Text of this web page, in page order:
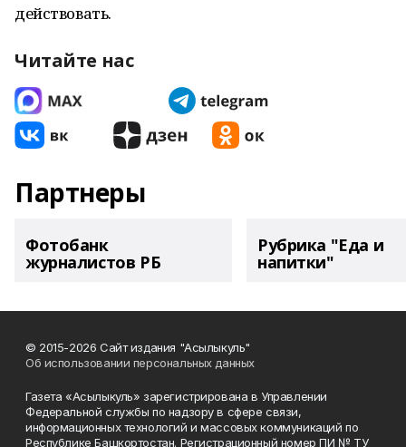
действовать.
Читайте нас
Партнеры
Фотобанк
журналистов РБ
Рубрика "Еда и
напитки"
© 2015-2026 Сайт издания "Асылыкуль"
Об использовании персональных данных
Газета «Асылыкуль» зарегистрирована в Управлении
Федеральной службы по надзору в сфере связи,
информационных технологий и массовых коммуникаций по
Республике Башкортостан. Регистрационный номер ПИ № ТУ